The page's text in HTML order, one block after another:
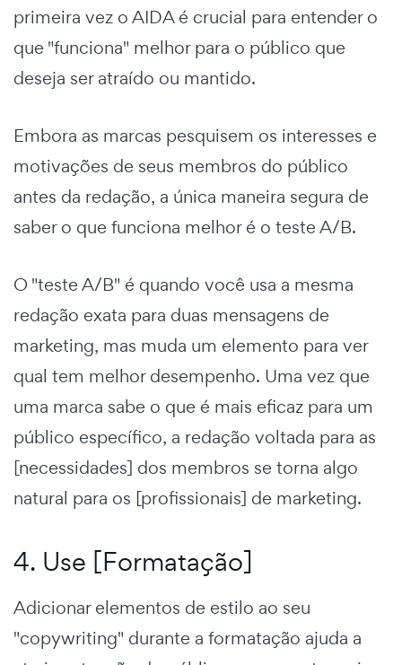
primeira vez o AIDA é crucial para entender o
que "funciona" melhor para o público que
deseja ser atraído ou mantido.
Embora as marcas pesquisem os interesses e
motivações de seus membros do público
antes da redação, a única maneira segura de
saber o que funciona melhor é o teste A/B.
O "teste A/B" é quando você usa a mesma
redação exata para duas mensagens de
marketing, mas muda um elemento para ver
qual tem melhor desempenho. Uma vez que
uma marca sabe o que é mais eficaz para um
público específico, a redação voltada para as
[necessidades] dos membros se torna algo
natural para os [profissionais] de marketing.
4. Use [Formatação]
Adicionar elementos de estilo ao seu
"copywriting" durante a formatação ajuda a